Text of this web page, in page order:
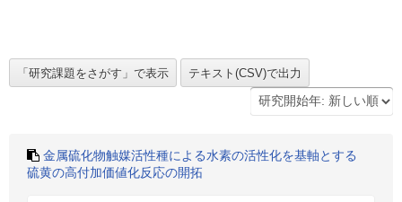
金属硫化物触媒活性種による水素の活性化を基軸とする
硫黄の高付加価値化反応の開拓